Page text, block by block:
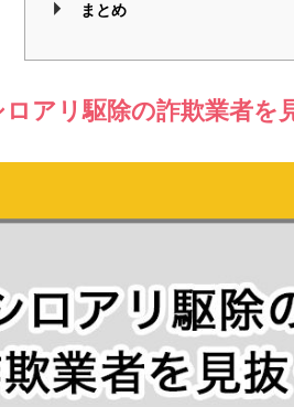
まとめ
ロアリ駆除の詐欺業者を